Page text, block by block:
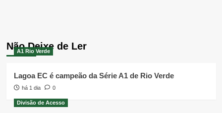
Não Deixe de Ler
A1 Rio Verde
Lagoa EC é campeão da Série A1 de Rio Verde
há 1 dia 0
Divisão de Acesso